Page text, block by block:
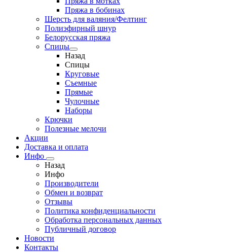
Пряжа в бобинах
Шерсть для валяния/Фелтинг
Полиэфирный шнур
Белорусская пряжа
Спицы
Назад
Спицы
Круговые
Съемные
Прямые
Чулочные
Наборы
Крючки
Полезные мелочи
Акции
Доставка и оплата
Инфо
Назад
Инфо
Производители
Обмен и возврат
Отзывы
Политика конфиденциальности
Обработка персональных данных
Публичный договор
Новости
Контакты